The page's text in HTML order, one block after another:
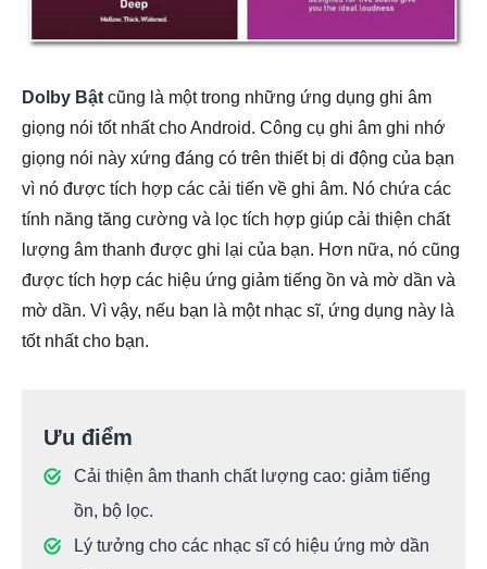
Dolby Bật cũng là một trong những ứng dụng ghi âm
giọng nói tốt nhất cho Android. Công cụ ghi âm ghi nhớ
giọng nói này xứng đáng có trên thiết bị di động của bạn
vì nó được tích hợp các cải tiến về ghi âm. Nó chứa các
tính năng tăng cường và lọc tích hợp giúp cải thiện chất
lượng âm thanh được ghi lại của bạn. Hơn nữa, nó cũng
được tích hợp các hiệu ứng giảm tiếng ồn và mờ dần và
mờ dần. Vì vậy, nếu bạn là một nhạc sĩ, ứng dụng này là
tốt nhất cho bạn.
Ưu điểm
Cải thiện âm thanh chất lượng cao: giảm tiếng
ồn, bộ lọc.
Lý tưởng cho các nhạc sĩ có hiệu ứng mờ dần